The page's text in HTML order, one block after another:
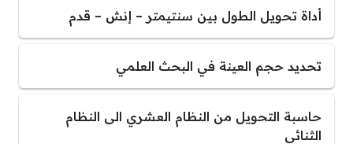
أداة تحويل الطول بين سنتيمتر – إنش – قدم
تحديد حجم العينة في البحث العلمي
حاسبة التحويل من النظام العشري الى النظام
الثنائي